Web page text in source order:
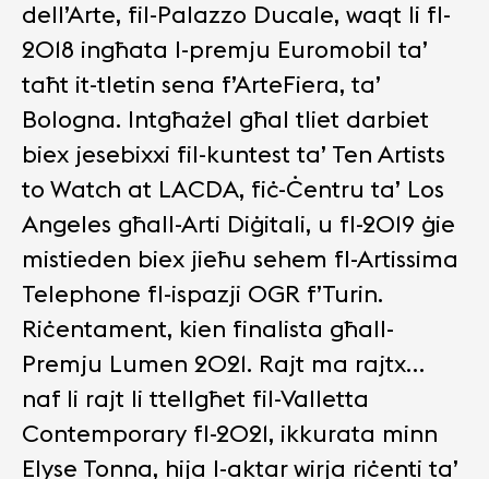
dell’Arte, fil-Palazzo Ducale, waqt li fl-
2018 ingħata l-premju Euromobil ta’
taħt it-tletin sena f’ArteFiera, ta’
Bologna. Intgħażel għal tliet darbiet
biex jesebixxi fil-kuntest ta’ Ten Artists
to Watch at LACDA, fiċ-Ċentru ta’ Los
Angeles għall-Arti Diġitali, u fl-2019 ġie
mistieden biex jieħu sehem fl-Artissima
Telephone fl-ispazji OGR f’Turin.
Riċentament, kien finalista għall-
Premju Lumen 2021. Rajt ma rajtx…
naf li rajt li ttellgħet fil-Valletta
Contemporary fl-2021, ikkurata minn
Elyse Tonna, hija l-aktar wirja riċenti ta’